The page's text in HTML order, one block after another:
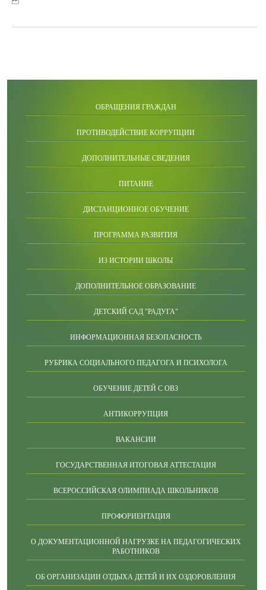
ОБРАЩЕНИЯ ГРАЖДАН
ПРОТИВОДЕЙСТВИЕ КОРРУПЦИИ
ДОПОЛНИТЕЛЬНЫЕ СВЕДЕНИЯ
ПИТАНИЕ
ДИСТАНЦИОННОЕ ОБУЧЕНИЕ
ПРОГРАММА РАЗВИТИЯ
ИЗ ИСТОРИИ ШКОЛЫ
ДОПОЛНИТЕЛЬНОЕ ОБРАЗОВАНИЕ
ДЕТСКИЙ САД "РАДУГА"
ИНФОРМАЦИОННАЯ БЕЗОПАСНОСТЬ
РУБРИКА СОЦИАЛЬНОГО ПЕДАГОГА И ПСИХОЛОГА
ОБУЧЕНИЕ ДЕТЕЙ С ОВЗ
АНТИКОРРУПЦИЯ
ВАКАНСИИ
ГОСУДАРСТВЕННАЯ ИТОГОВАЯ АТТЕСТАЦИЯ
ВСЕРОССИЙСКАЯ ОЛИМПИАДА ШКОЛЬНИКОВ
ПРОФОРИЕНТАЦИЯ
О ДОКУМЕНТАЦИОННОЙ НАГРУЗКЕ НА ПЕДАГОГИЧЕСКИХ
РАБОТНИКОВ
ОБ ОРГАНИЗАЦИИ ОТДЫХА ДЕТЕЙ И ИХ ОЗДОРОВЛЕНИЯ